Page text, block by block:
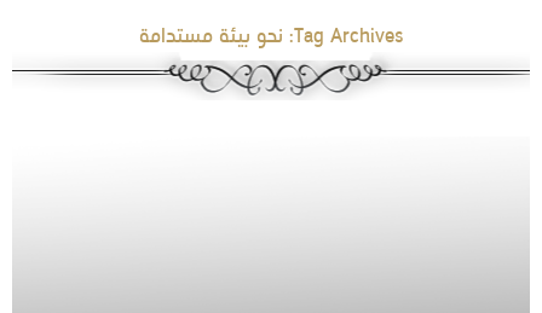
Tag Archives: نحو بيئة مستدامة